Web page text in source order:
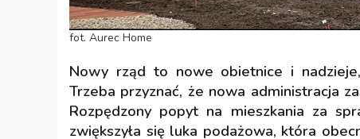
fot. Aurec Home
Nowy rząd to nowe obietnice i
Trzeba przyznać, że nowa administracja
Rozpędzony popyt na mieszkania za
zwiększyła się luka podażowa, która